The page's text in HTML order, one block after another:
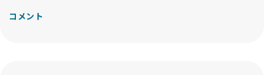
コメント